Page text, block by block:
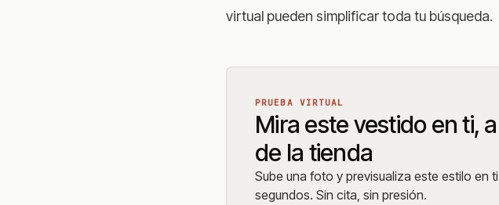
virtual pueden simplificar toda tu búsqueda.
PRUEBA VIRTUAL
Mira este vestido en ti,
de la tienda
Sube una foto y previsualiza este estilo en
segundos. Sin cita, sin presión.